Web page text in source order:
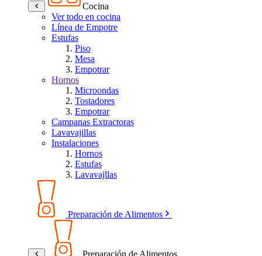
Cocina
Ver todo en cocina
Línea de Empotre
Estufas
Piso
Mesa
Empotrar
Hornos
Microondas
Tostadores
Empotrar
Campanas Extractoras
Lavavajillas
Instalaciones
Hornos
Estufas
Lavavajllas
Preparación de Alimentos
Preparación de Alimentos